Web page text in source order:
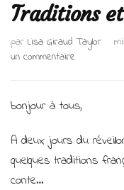
Traditions
par Lisa Giraud Taylor
un commentaire
conte
de
bonjour à tous,
A deux jours du
quelques traditions
conte…